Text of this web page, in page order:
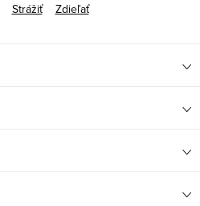
Strážiť Zdieľať